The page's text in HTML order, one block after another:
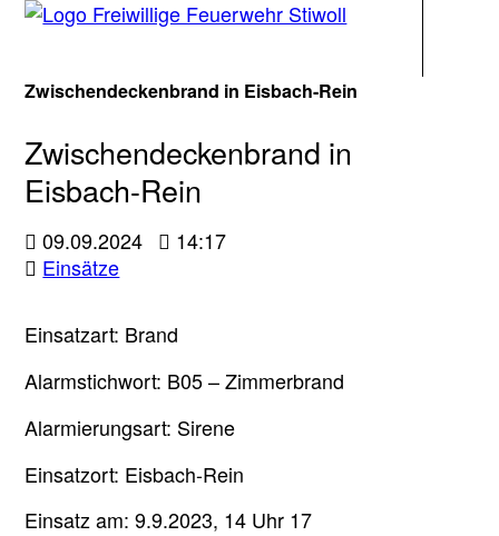
Zwischendeckenbrand in Eisbach-Rein
Zwischendeckenbrand in
Eisbach-Rein
09.09.2024
14:17
Einsätze
Einsatzart: Brand
Alarmstichwort: B05 – Zimmerbrand
Alarmierungsart: Sirene
Einsatzort: Eisbach-Rein
Einsatz am: 9.9.2023, 14 Uhr 17